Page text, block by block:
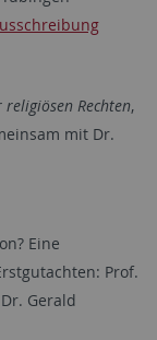
Rechten,
mit Dr.
Eine
Prof.
Gerald